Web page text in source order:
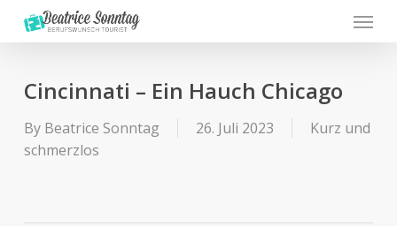
Menu
Cincinnati – Ein Hauch Chicago
By Beatrice Sonntag 26. Juli 2023
Kurz und
schmerzlos